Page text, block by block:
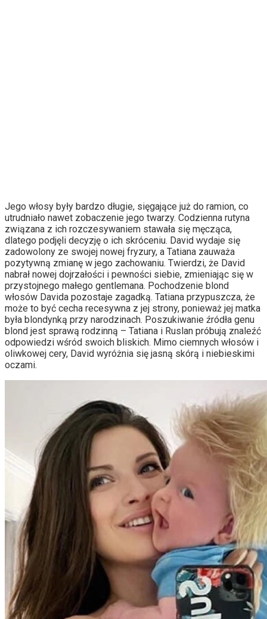
Jego włosy były bardzo długie, sięgające już do ramion, co
utrudniało nawet zobaczenie jego twarzy. Codzienna rutyna
związana z ich rozczesywaniem stawała się męcząca,
dlatego podjęli decyzję o ich skróceniu. David wydaje się
zadowolony ze swojej nowej fryzury, a Tatiana zauważa
pozytywną zmianę w jego zachowaniu. Twierdzi, że David
nabrał nowej dojrzałości i pewności siebie, zmieniając się w
przystojnego małego gentlemana. Pochodzenie blond
włosów Davida pozostaje zagadką. Tatiana przypuszcza, że
może to być cecha recesywna z jej strony, ponieważ jej matka
była blondynką przy narodzinach. Poszukiwanie źródła genu
blond jest sprawą rodzinną – Tatiana i Ruslan próbują znaleźć
odpowiedzi wśród swoich bliskich. Mimo ciemnych włosów i
oliwkowej cery, David wyróżnia się jasną skórą i niebieskimi
oczami.